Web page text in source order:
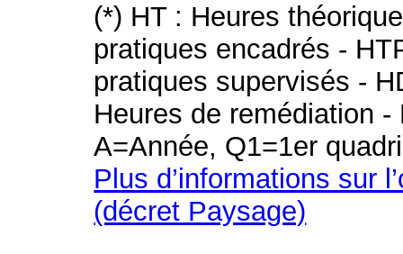
(*) HT : Heures
pratiques encadrés -
pratiques supervisés -
Heures de remédiation
A=Année, Q1=1er
Plus d’informations sur
(décret Paysage)